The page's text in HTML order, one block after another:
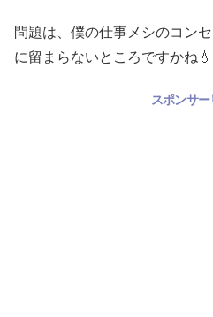
問題は、僕の仕事メシのコン
に留まらないところですかね💧
スポンサー